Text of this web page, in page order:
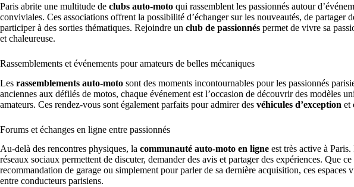
Paris abrite une multitude de clubs auto-moto qui rassemblent les passionnés autour
conviviales. Ces associations offrent la possibilité d’échanger sur les nouveautés, de partager
participer à des sorties thématiques. Rejoindre un club de passionnés permet de vivre sa
et chaleureuse.
Rassemblements et événements pour amateurs de belles mécaniques
Les rassemblements auto-moto sont des moments incontournables pour les passionnés
anciennes aux défilés de motos, chaque événement est l’occasion de découvrir des modèles
amateurs. Ces rendez-vous sont également parfaits pour admirer des véhicules d’exception et
Forums et échanges en ligne entre passionnés
Au-delà des rencontres physiques, la communauté auto-moto en ligne est très active à
réseaux sociaux permettent de discuter, demander des avis et partager des expériences. Que
recommandation de garage ou simplement pour parler de sa dernière acquisition, ces espaces
entre conducteurs parisiens.